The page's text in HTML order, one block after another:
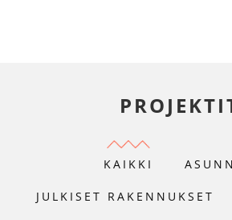
KAIKKI
JULKISET RAKENNUKSET